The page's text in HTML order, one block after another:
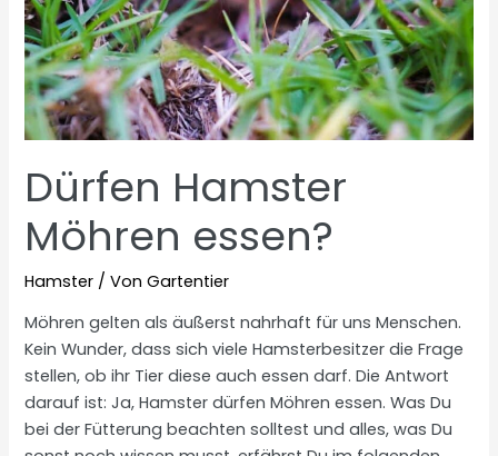
Dürfen Hamster
Möhren essen?
Hamster / VonGartentier
Möhren gelten als äußerst nahrhaft für uns Menschen.
Kein Wunder, dass sich viele Hamsterbesitzer die Frage
stellen, ob ihr Tier diese auch essen darf. Die Antwort
darauf ist: Ja, Hamster dürfen Möhren essen. Was Du
bei der Fütterung beachten solltest und alles, was Du